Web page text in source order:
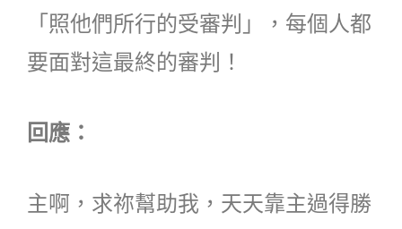
「照他們所行的受審判」，每個人都
要面對這最終的審判！
回應：
主啊，求祢幫助我，天天靠主過得勝